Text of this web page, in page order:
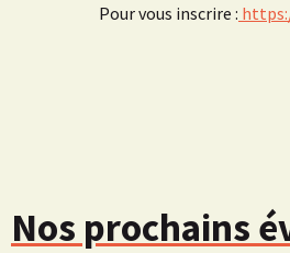
Pour vous inscrire :
Nos prochains